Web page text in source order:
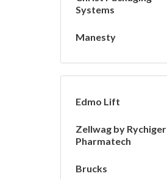
Systems
Manesty
Edmo Lift
Zellwag by Rychiger
Pharmatech
Brucks